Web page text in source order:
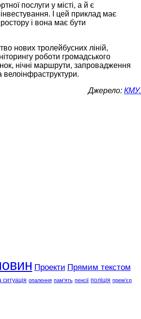
послуги у місті, а й є
І цей приклад має
і вона має бути
нових тролейбусних ліній,
роботи громадського
нічні маршрути, запровадження
Джерело: КМУ.
Проекти Прямим текстом
опалення пам'ять пенсії поліція прем'єр